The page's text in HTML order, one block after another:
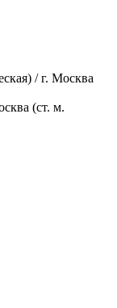
/ г. Москва
(ст. м.